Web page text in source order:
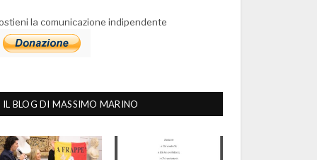
la comunicazione indipendente
IL BLOG DI MASSIMO MARINO